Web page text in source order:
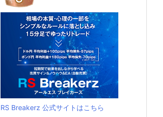
RS Breakerz 公式サイトはこちら